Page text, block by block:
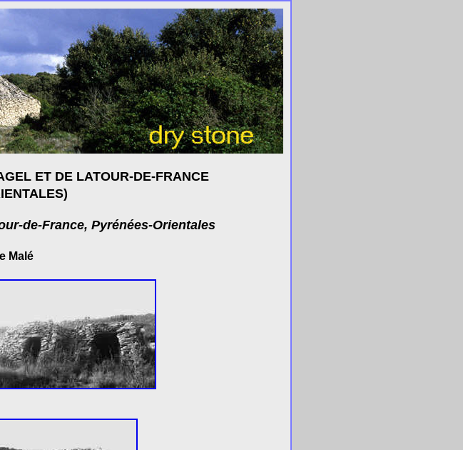
ET DE LATOUR-DE-FRANCE
de-France, Pyrénées-Orientales
Malé